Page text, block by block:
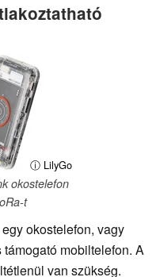
ⓘ LilyGo
okostelefon
t
okostelefon, vagy
mobiltelefon. A
van szükség.